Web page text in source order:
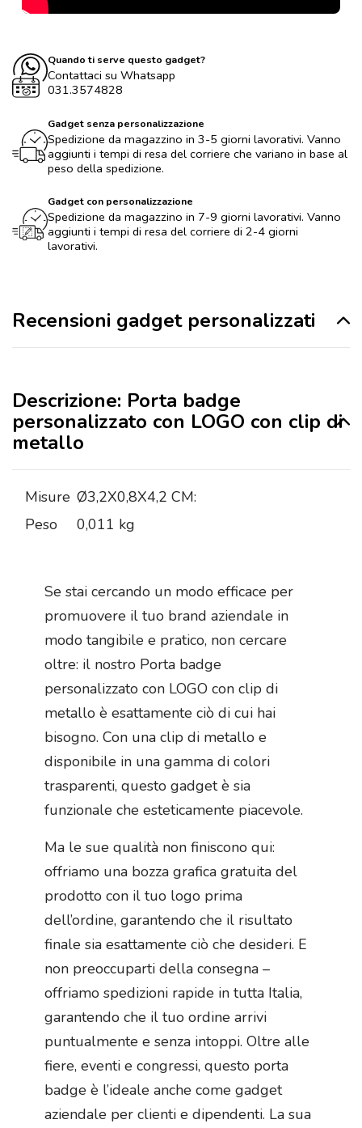
Quando ti serve questo gadget?
Contattaci su Whatsapp
031.3574828
Gadget senza personalizzazione
Spedizione da magazzino in 3-5 giorni lavorativi. Vanno
aggiunti i tempi di resa del corriere che variano in base al
peso della spedizione.
Gadget con personalizzazione
Spedizione da magazzino in 7-9 giorni lavorativi. Vanno
aggiunti i tempi di resa del corriere di 2-4 giorni
lavorativi.
Recensioni gadget personalizzati
Descrizione: Porta badge
personalizzato con LOGO con clip di
metallo
Misure Ø3,2X0,8X4,2 CM:
Peso
0,011 kg
Se stai cercando un modo efficace per
promuovere il tuo brand aziendale in
modo tangibile e pratico, non cercare
oltre: il nostro Porta badge
personalizzato con LOGO con clip di
metallo è esattamente ciò di cui hai
bisogno. Con una clip di metallo e
disponibile in una gamma di colori
trasparenti, questo gadget è sia
funzionale che esteticamente piacevole.
Ma le sue qualità non finiscono qui:
offriamo una bozza grafica gratuita del
prodotto con il tuo logo prima
dell’ordine, garantendo che il risultato
finale sia esattamente ciò che desideri. E
non preoccuparti della consegna –
offriamo spedizioni rapide in tutta Italia,
garantendo che il tuo ordine arrivi
puntualmente e senza intoppi. Oltre alle
fiere, eventi e congressi, questo porta
badge è l’ideale anche come gadget
aziendale per clienti e dipendenti. La sua